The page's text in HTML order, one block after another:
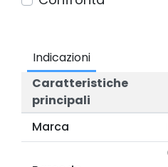
Indicazioni
Caratteristiche
principali
Marca